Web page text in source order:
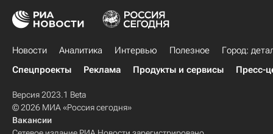
Новости Аналитика Интервью Полезное
Город:
Спецпроекты
Реклама Продукты и сервисы Пресс-
Версия 2023.1 Beta
© 2026 МИА «Россия сегодня»
Вакансии